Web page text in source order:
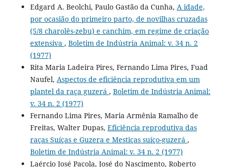
Edgard A. Beolchi, Paulo Gastão da Cunha, A idade,
por ocasião do primeiro parto, de novilhas cruzadas
(5/8 charolês-zebu) e canchim, em regime de criação
extensiva , Boletim de Indústria Animal: v. 34 n. 2
(1977)
Rita Maria Ladeira Pires, Fernando Lima Pires, Fuad
Naufel, Aspectos de eficiência reprodutiva em um
plantel da raça guzerá , Boletim de Indústria Animal:
v. 34 n. 2 (1977)
Fernando Lima Pires, Maria Armênia Ramalho de
Freitas, Walter Dupas, Eficiência reprodutiva das
raças Suíças e Guzera e Mestiças suíço-guzerá ,
Boletim de Indústria Animal: v. 34 n. 2 (1977)
Laércio José Pacola, José do Nascimento, Roberto